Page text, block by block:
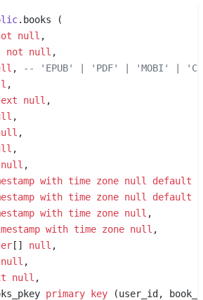
.books (
null ,
not null ,
,
-- 'EPUB' | 'PDF' | 'MOBI' |
,
null ,
,
,
,
null ,
with time zone null default
with time zone null default
with time zone null ,
with time zone null ,
[] null ,
null ,
null ,
primary key (user_id,